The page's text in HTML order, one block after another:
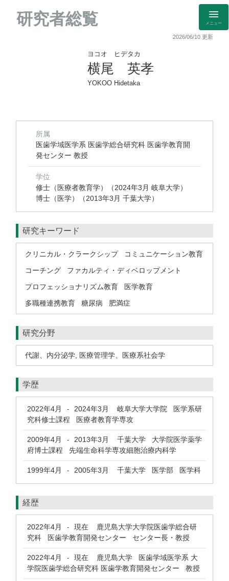
研究者総覧 メニュー
2026/06/10 更新
ヨコオ ヒデタカ
横尾 英孝
YOKOO Hidetaka
所属
医歯学域医学系 医歯学総合研究科 医歯学教育開
発センター 教授
学位
修士（医療者教育学）（2024年3月 岐阜大学）
博士（医学）（2013年3月 千葉大学）
研究キーワード
クリニカル・クラークシップ
コミュニケーション教育
コーチング
ファカルティ・ディベロップメント
プロフェッショナリズム教育
医学教育
多職種連携教育
糖尿病 肥満症
研究分野
代謝、内分泌学 医療管理学、医療系社会学
学歴
2022年4月 - 2024年3月
岐阜大学大学院 医学系研
究科修士課程 医療者教育学専攻
2009年4月 - 2013年3月
千葉大学 大学院医学薬学
府博士課程 先端生命科学専攻細胞治療内科学
1999年4月 - 2005年3月 千葉大学 医学部 医学科
経歴
2022年4月 - 現在 鹿児島大学大学院医歯学総合研
究科 医歯学教育開発センター センター長・教授
2022年4月 - 現在 鹿児島大学 医歯学域医学系 大
学院医歯学総合研究科 医歯学教育開発センター 教授